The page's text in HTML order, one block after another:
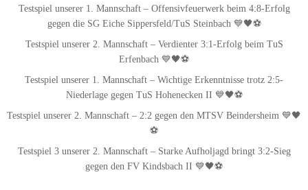
Testspiel unserer 1. Mannschaft – Offensivfeuerwerk beim 4:8-Erfolg
gegen die SG Eiche Sippersfeld/TuS Steinbach 💙🖤⚽
Testspiel unserer 2. Mannschaft – Verdienter 3:1-Erfolg beim TuS
Erfenbach 💙🖤⚽
Testspiel unserer 1. Mannschaft – Wichtige Erkenntnisse trotz 2:5-
Niederlage gegen TuS Hohenecken II 💙🖤⚽
Testspiel unserer 2. Mannschaft – 2:2 gegen den MTSV Beindersheim 💙🖤
⚽
Testspiel 3 unserer 2. Mannschaft – Starke Aufholjagd bringt 3:2-Sieg
gegen den FV Kindsbach II 💙🖤⚽